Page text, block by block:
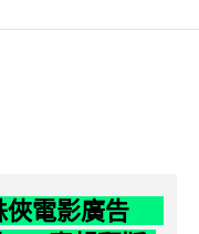
俠電影廣告